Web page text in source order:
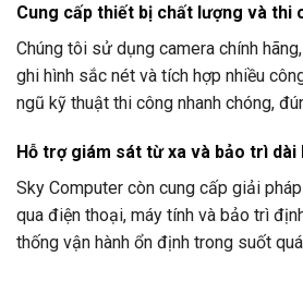
Cung cấp thiết bị chất lượng và thi
Chúng tôi sử dụng camera chính
ghi hình sắc nét và tích hợp nhiều
ngũ kỹ thuật thi công nhanh chóng,
Hỗ trợ giám sát từ xa và bảo trì dài
Sky Computer còn cung cấp giải
qua điện thoại, máy tính và bảo trì
thống vận hành ổn định trong suốt